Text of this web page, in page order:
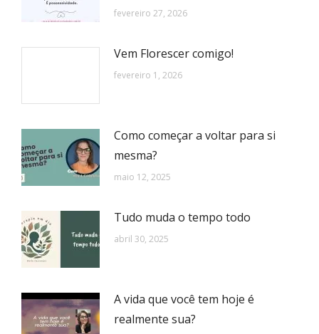
fevereiro 27, 2026
Vem Florescer comigo!
fevereiro 1, 2026
Como começar a voltar para si
mesma?
maio 12, 2025
Tudo muda o tempo todo
abril 30, 2025
A vida que você tem hoje é
realmente sua?